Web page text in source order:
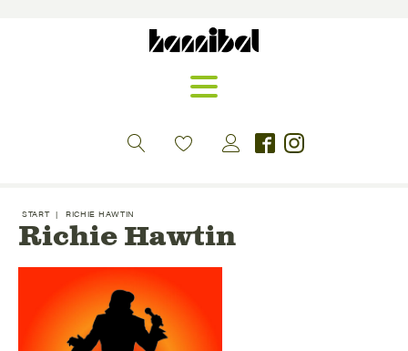
START | RICHIE HAWTIN
Richie Hawtin